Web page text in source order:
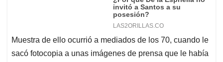
Muestra de ello ocurrió a mediados de los 70, cuando le
sacó fotocopia a unas imágenes de prensa que le había